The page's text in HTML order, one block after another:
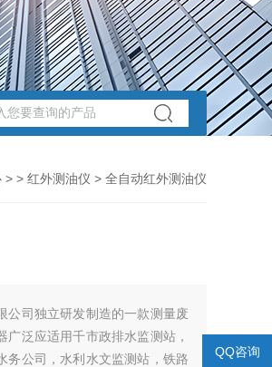
> > 红外测油仪 > 全自动红外测油仪
公司独立研发制造的一款测量废
泛应适用千市政排水监测站，
务公司，水利水文监测站，铁路
QQ咨询